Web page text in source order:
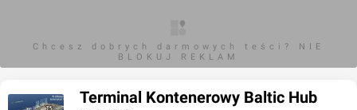
Chcesz dobrych darmowych teści? NIE
BLOKUJ REKLAM
Terminal Kontenerowy Baltic Hub